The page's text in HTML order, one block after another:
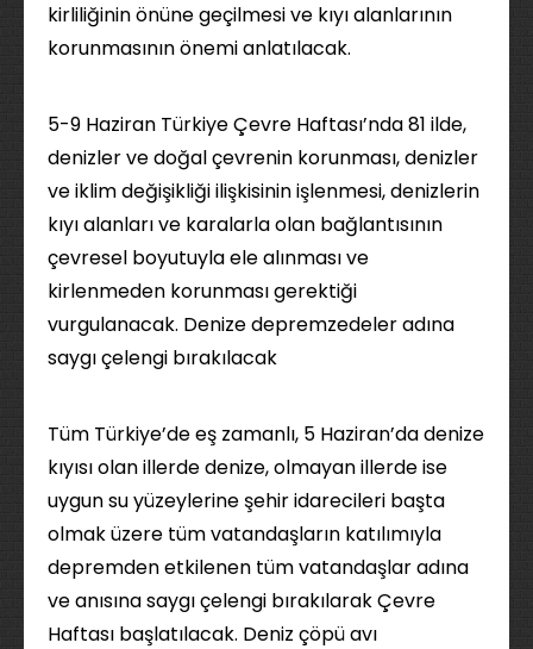
kirliliğinin önüne geçilmesi ve kıyı alanlarının
korunmasının önemi anlatılacak.
5-9 Haziran Türkiye Çevre Haftası’nda 81 ilde,
denizler ve doğal çevrenin korunması, denizler
ve iklim değişikliği ilişkisinin işlenmesi, denizlerin
kıyı alanları ve karalarla olan bağlantısının
çevresel boyutuyla ele alınması ve
kirlenmeden korunması gerektiği
vurgulanacak. Denize depremzedeler adına
saygı çelengi bırakılacak
Tüm Türkiye’de eş zamanlı, 5 Haziran’da denize
kıyısı olan illerde denize, olmayan illerde ise
uygun su yüzeylerine şehir idarecileri başta
olmak üzere tüm vatandaşların katılımıyla
depremden etkilenen tüm vatandaşlar adına
ve anısına saygı çelengi bırakılarak Çevre
Haftası başlatılacak. Deniz çöpü avı